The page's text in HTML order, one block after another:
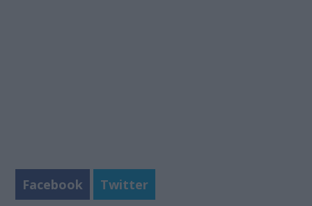
Facebook
Twitter